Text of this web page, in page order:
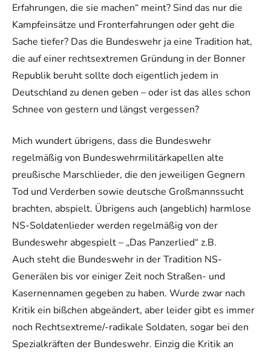
Erfahrungen, die sie machen“ meint? Sind das nur die
Kampfeinsätze und Fronterfahrungen oder geht die
Sache tiefer? Das die Bundeswehr ja eine Tradition hat,
die auf einer rechtsextremen Gründung in der Bonner
Republik beruht sollte doch eigentlich jedem in
Deutschland zu denen geben – oder ist das alles schon
Schnee von gestern und längst vergessen?
Mich wundert übrigens, dass die Bundeswehr
regelmäßig von Bundeswehrmilitärkapellen alte
preußische Marschlieder, die den jeweiligen Gegnern
Tod und Verderben sowie deutsche Großmannssucht
brachten, abspielt. Übrigens auch (angeblich) harmlose
NS-Soldatenlieder werden regelmäßig von der
Bundeswehr abgespielt – „Das Panzerlied“ z.B.
Auch steht die Bundeswehr in der Tradition NS-
Generälen bis vor einiger Zeit noch Straßen- und
Kasernennamen gegeben zu haben. Wurde zwar nach
Kritik ein bißchen abgeändert, aber leider gibt es immer
noch Rechtsextreme/-radikale Soldaten, sogar bei den
Spezialkräften der Bundeswehr. Einzig die Kritik an